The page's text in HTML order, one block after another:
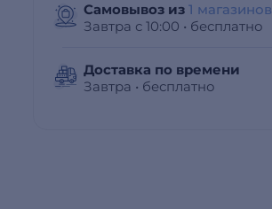
Самовывоз из 1 магазинов
Завтра с 10:00 • бесплатно
Доставка по времени
Завтра • бесплатно